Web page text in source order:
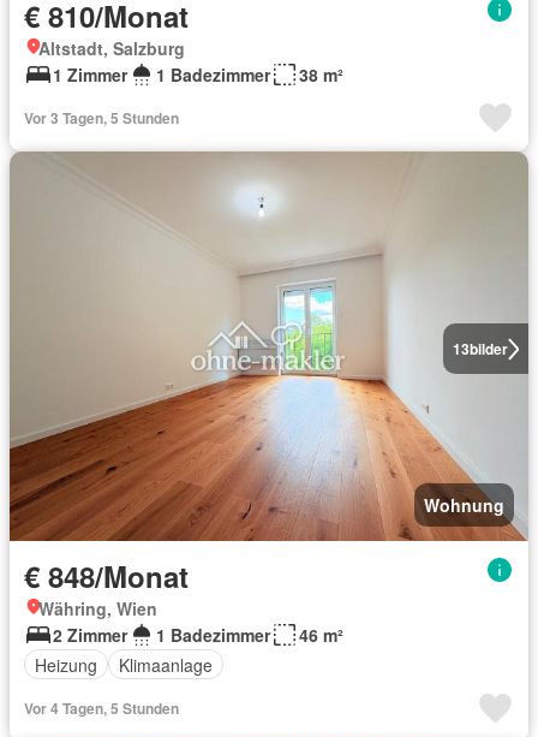
€ 810/Monat
Altstadt, Salzburg
1 Zimmer
1 Badezimmer 38 m²
Vor 3 Tagen, 5 Stunden
13bilder
Wohnung
€ 848/Monat
Währing, Wien
2 Zimmer
1 Badezimmer
46 m²
Heizung
Klimaanlage
Vor 4 Tagen, 5 Stunden